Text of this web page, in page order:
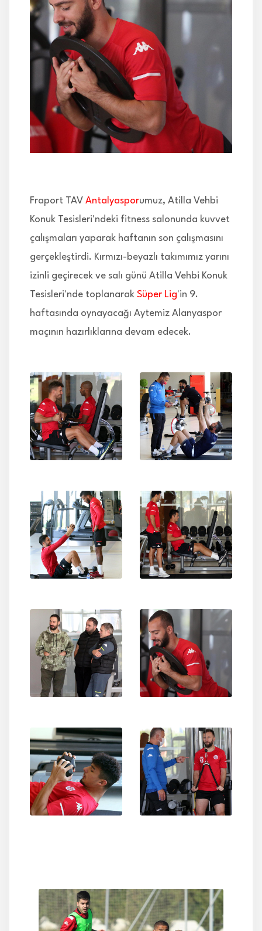
İLETİŞİM
Fraport TAV Antalyasporumuz, Atilla Vehbi
Konuk Tesisleri'ndeki fitness salonunda kuvvet
çalışmaları yaparak haftanın son çalışmasını
gerçekleştirdi. Kırmızı-beyazlı takımımız yarını
izinli geçirecek ve salı günü Atilla Vehbi Konuk
Tesisleri'nde toplanarak Süper Lig'in 9.
haftasında oynayacağı Aytemiz Alanyaspor
maçının hazırlıklarına devam edecek.